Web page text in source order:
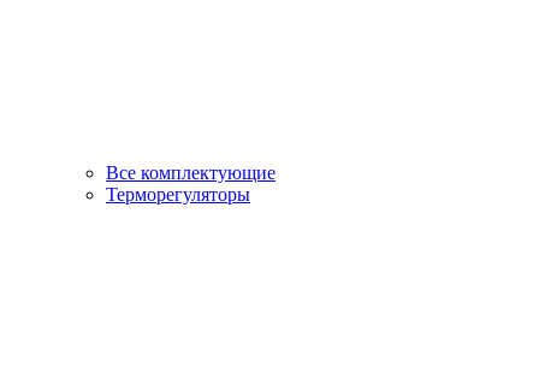
Все комплектующие
Терморегуляторы